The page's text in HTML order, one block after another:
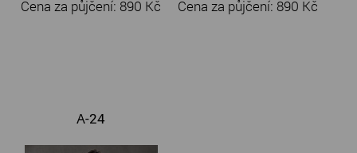
Cena za půjčení: 890 Kč
Cena za půjčení: 890 Kč
A-24